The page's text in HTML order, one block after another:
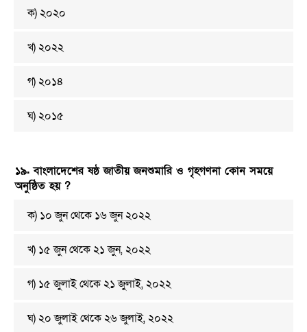
ক) ২০২০
খ) ২০২২
গ) ২০১৪
ঘ) ২০১৫
১৯. বাংলাদেশের ষষ্ঠ জাতীয় জনশুমারি ও গৃহগণনা কোন সময়ে
অনুষ্ঠিত হয় ?
ক) ১০ জুন থেকে ১৬ জুন ২০২২
খ) ১৫ জুন থেকে ২১ জুন, ২০২২
গ) ১৫ জুলাই থেকে ২১ জুলাই, ২০২২
ঘ) ২০ জুলাই থেকে ২৬ জুলাই, ২০২২